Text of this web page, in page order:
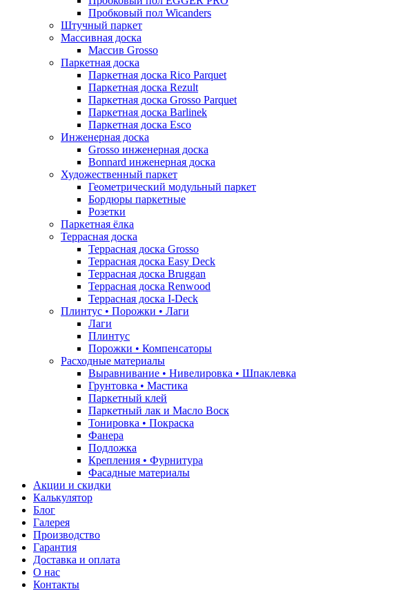
Пробковый пол Wicanders
Штучный паркет
Массивная доска
Массив Grosso
Паркетная доска
Паркетная доска Rico Parquet
Паркетная доска Rezult
Паркетная доска Grosso Parquet
Паркетная доска Barlinek
Паркетная доска Esco
Инженерная доска
Grosso инженерная доска
Bonnard инженерная доска
Художественный паркет
Геометрический модульный паркет
Бордюры паркетные
Розетки
Паркетная ёлка
Террасная доска
Террасная доска Grosso
Террасная доска Easy Deck
Террасная доска Bruggan
Террасная доска Renwood
Террасная доска I-Deck
Плинтус • Порожки • Лаги
Лаги
Плинтус
Порожки • Компенсаторы
Расходные материалы
Выравнивание • Нивелировка • Шпаклевка
Грунтовкa • Мастика
Паркетный клей
Паркетный лак и Масло Воск
Тонировка • Покраска
Фанера
Подложка
Крепления • Фурнитура
Фасадные материалы
Акции и скидки
Калькулятор
Блог
Галерея
Производство
Гарантия
Доставка и оплата
О нас
Контакты